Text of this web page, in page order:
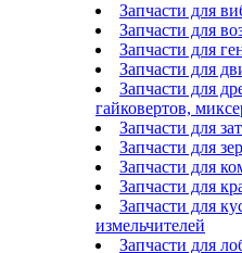
Запчасти для
Запчасти для
Запчасти для
Запчасти для
Запчасти для
гайковертов,
Запчасти для
Запчасти для
Запчасти для
Запчасти для
Запчасти для
измельчителей
Запчасти для